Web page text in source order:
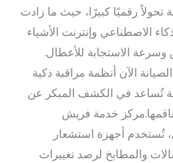
تحولاً رقميًا كبيرًا، حيث ما زادت
الاصطناعي وإنترنت الأشياء
الاستجابة للأعطال.
الآن أنظمة مراقبة ذكية
تُساعد في الكشف المبكر عن
خدمة فريش
تُستخدم أجهزة استشعار
والمطابخ لرصد تغييرات